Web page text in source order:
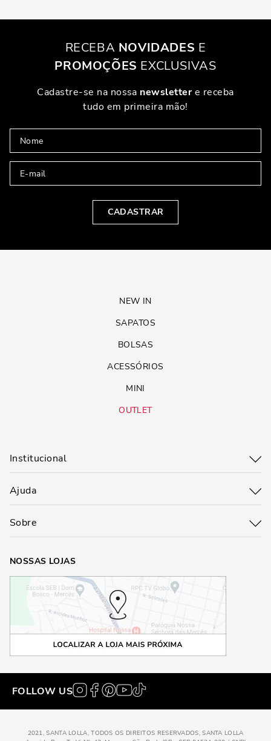
RECEBA NOVIDADES E
PROMOÇÕES EXCLUSIVAS
Cadastre-se na nossa newslettere receba
tudo em primeira mão!
CADASTRAR
NEW IN
SAPATOS
BOLSAS
ACESSÓRIOS
MINI
OUTLET
Institucional
Ajuda
Sobre
NOSSAS LOJAS
FOLLOW US
2021, SANTA LOLLA, TODOS OS DIREITOS RESERVADOS, SANTA LOLLA